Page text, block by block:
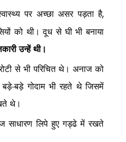
पर अच्छा असर पड़ता है,
को थी। दूध से घी भी बनाया
उन्हें थी।
से भी परिचित थे। अनाज को
बड़े-बड़े गोदाम भी रहते थे जिसमें
थे।
साधारण लिपे हुए गड्ढे में रखते